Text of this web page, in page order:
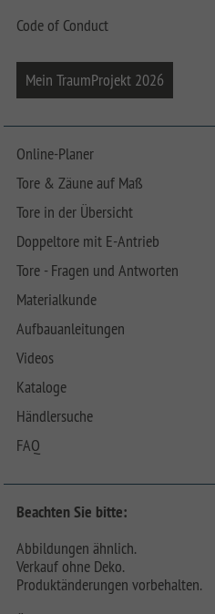
Code of Conduct
Mein TraumProjekt 2026
Online-Planer
Tore & Zäune auf Maß
Tore in der Übersicht
Doppeltore mit E-Antrieb
Tore - Fragen und Antworten
Materialkunde
Aufbauanleitungen
Videos
Kataloge
Händlersuche
FAQ
Beachten Sie bitte:
Abbildungen ähnlich.
Verkauf ohne Deko.
Produktänderungen vorbehalten.